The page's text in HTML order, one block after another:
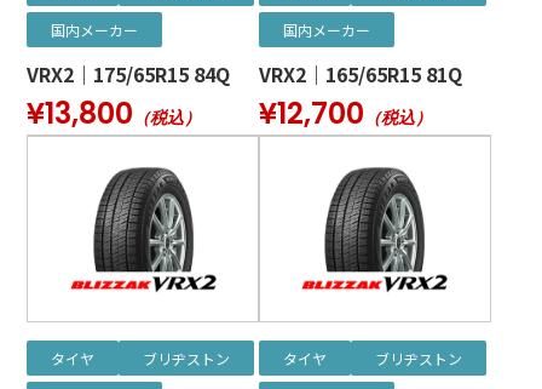
国内メーカー
VRX2｜175/65R15 84Q
¥13,800 （税込）
国内メーカー
VRX2｜165/65R15 81Q
¥12,700 （税込）
タイヤ
ブリヂストン
タイヤ
ブリヂストン